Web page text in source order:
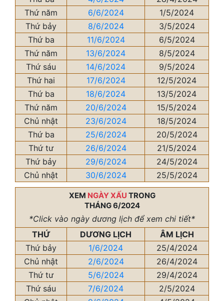
Thứ năm
6/6/2024
1/5/2024
Thứ bảy
8/6/2024
3/5/2024
Thứ ba
11/6/2024
6/5/2024
Thứ năm
13/6/2024
8/5/2024
Thứ sáu
14/6/2024
9/5/2024
Thứ hai
17/6/2024
12/5/2024
Thứ ba
18/6/2024
13/5/2024
Thứ năm
20/6/2024
15/5/2024
Chủ nhật
23/6/2024
18/5/2024
Thứ ba
25/6/2024
20/5/2024
Thứ tư
26/6/2024
21/5/2024
Thứ bảy
29/6/2024
24/5/2024
Chủ nhật
30/6/2024 25/5/2024
XEM NGÀY XẤU TRONG
THÁNG 6/2024
*Click vào ngày dương lịch để xem chi tiết*
THỨ
DƯƠNG LỊCH
ÂM LỊCH
Thứ bảy
1/6/2024
25/4/2024
Chủ nhật
2/6/2024
26/4/2024
Thứ tư
5/6/2024
29/4/2024
Thứ sáu
7/6/2024
2/5/2024